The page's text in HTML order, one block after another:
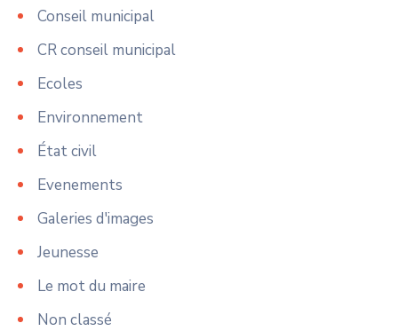
Conseil municipal
CR conseil municipal
Ecoles
Environnement
État civil
Evenements
Galeries d'images
Jeunesse
Le mot du maire
Non classé